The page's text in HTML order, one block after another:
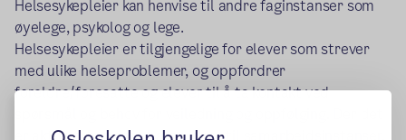
Helsesykepleier kan henvise til andre faginstanser som
øyelege, psykolog og lege.
Helsesykepleier er tilgjengelige for elever som strever
med ulike helseproblemer, og oppfordrer
foreldre/foresatte og elever til å ta kontakt ved
er aktuelt, henvises barn videre til samarbeidsinstanser.